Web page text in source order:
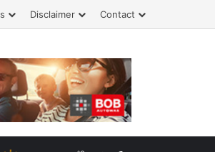
Disclaimer Contact